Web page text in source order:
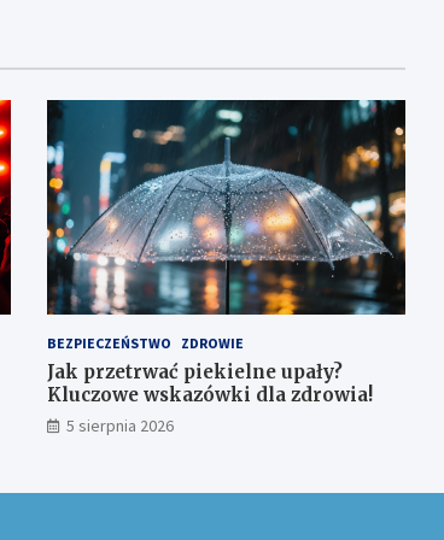
BEZPIECZEŃSTWO ZDROWIE
Jak przetrwać piekielne upały?
Kluczowe wskazówki dla zdrowia!
5 sierpnia 2026